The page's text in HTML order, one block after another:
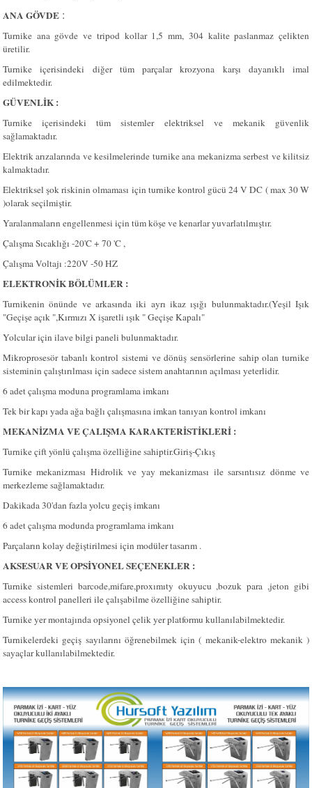
ANA GÖVDE :
Turnike ana gövde ve tripod kollar 1,5 mm, 304 kalite paslanmaz çelikten
üretilir.
Turnike içerisindeki diğer tüm parçalar krozyona karşı dayanıklı imal
edilmektedir.
GÜVENLİK :
Turnike içerisindeki tüm sistemler elektriksel ve mekanik güvenlik
sağlamaktadır.
Elektrik arızalarında ve kesilmelerinde turnike ana mekanizma serbest ve kilitsiz
kalmaktadır.
Elektriksel şok riskinin olmaması için turnike kontrol gücü 24 V DC ( max 30 W
)olarak seçilmiştir.
Yaralanmaların engellenmesi için tüm köşe ve kenarlar yuvarlatılmıştır.
Çalışma Sıcaklığı -20'C + 70 'C ,
Çalışma Voltajı :220V -50 HZ
ELEKTRONİK BÖLÜMLER :
Turnikenin önünde ve arkasında iki ayrı ikaz ışığı bulunmaktadır.(Yeşil Işık
"Geçişe açık ",Kırmızı X işaretli ışık " Geçişe Kapalı"
Yolcular için ilave bilgi paneli bulunmaktadır.
Mikroprosesör tabanlı kontrol sistemi ve dönüş sensörlerine sahip olan turnike
sisteminin çalıştırılması için sadece sistem anahtarının açılması yeterlidir.
6 adet çalışma moduna programlama imkanı
Tek bir kapı yada ağa bağlı çalışmasına imkan tanıyan kontrol imkanı
MEKANİZMA VE ÇALIŞMA KARAKTERİSTİKLERİ :
Turnike çift yönlü çalışma özelliğine sahiptir.Giriş-Çıkış
Turnike mekanizması Hidrolik ve yay mekanizması ile sarsıntısız dönme ve
merkezleme sağlamaktadır.
Dakikada 30'dan fazla yolcu geçiş imkanı
6 adet çalışma modunda programlama imkanı
Parçaların kolay değiştirilmesi için modüler tasarım .
AKSESUAR VE OPSİYONEL SEÇENEKLER :
Turnike sistemleri barcode,mifare,proxımıty okuyucu ,bozuk para ,jeton gibi
access kontrol panelleri ile çalışabilme özelliğine sahiptir.
Turnike yer montajında opsiyonel çelik yer platformu kullanılabilmektedir.
Turnikelerdeki geçiş sayılarını öğrenebilmek için ( mekanik-elektro mekanik )
sayaçlar kullanılabilmektedir.